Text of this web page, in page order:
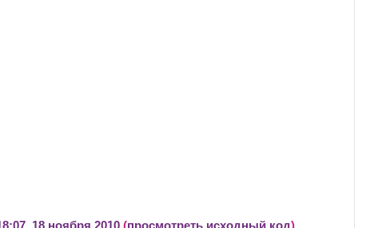
18 ноября 2010(просмотреть исходный код)